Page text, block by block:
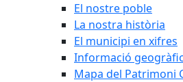
El nostre poble
La nostra història
El municipi en xifres
Informació
Mapa del Patrimoni